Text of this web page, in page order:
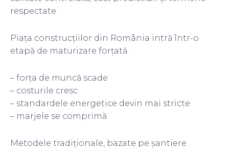
respectate.
Piața construcțiilor din România intră într-o
etapă de maturizare forțată.
– forța de muncă scade
– costurile cresc
– standardele energetice devin mai stricte
– marjele se comprimă
Metodele tradiționale, bazate pe șantiere